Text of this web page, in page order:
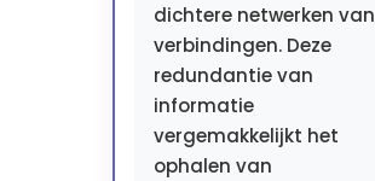
dichtere netwerken van
verbindingen. Deze
redundantie van
informatie
vergemakkelijkt het
ophalen van